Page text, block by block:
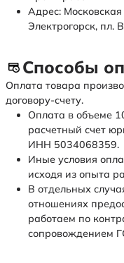
Адрес: Московская
Электрогорск, пл.
Способы
Оплата товара
договору-счету.
Оплата в объеме
расчетный счет
ИНН 5034068359.
Иные условия
исходя из опыта
В отдельных
отношениях
работаем по
сопровождением